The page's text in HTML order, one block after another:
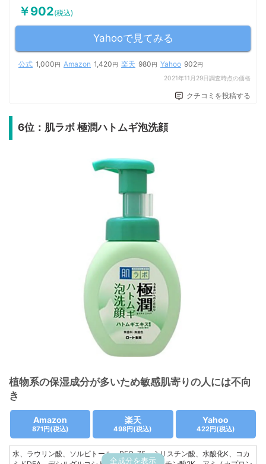
￥902(税込)
Yahooで見てみる
公式 1,000円 Amazon 1,420円 楽天 980円 Yahoo 902円
2021年11月29日調査時点の価格
クチコミを投稿する
6位：肌ラボ 極潤ハトムギ泡洗顔
植物系の保湿成分が多いため敏感肌寄りの人には不向
き
Amazon
871円(税込)
楽天
498円(税込)
Yahoo
422円(税込)
全成分を表示
水、ラウリン酸、ソルビトール、PEG-75、ミリスチン酸、水酸化K、コカ